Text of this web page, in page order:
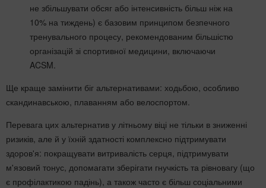
не збільшувати обсяг або інтенсивність більш ніж на
10% на тиждень) є базовим принципом безпечного
тренувального процесу, рекомендованим більшістю
організацій зі спортивної медицини, включаючи
ACSM.
Ще краще замінити біг альтернативами: ходьбою, особливо
скандинавською, плаванням або велоспортом.
Перевага цих альтернатив у літньому віці не тільки в зниженні
ризиків, але й у їхній здатності комплексно підтримувати
здоров'я: покращувати витривалість серця, підтримувати
м'язовий тонус, допомагати зберігати гнучкість та рівновагу (що
є профілактикою падінь), а також часто є більш соціальними